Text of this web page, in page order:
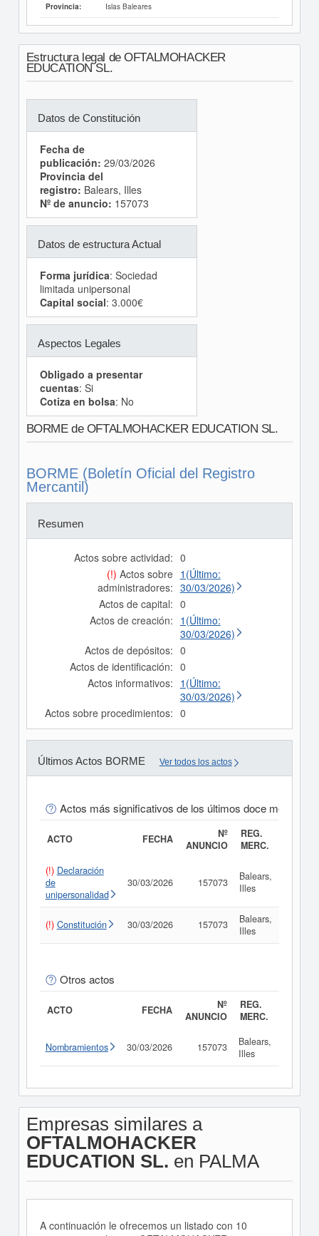
Provincia: Islas Baleares
Estructura legal de OFTALMOHACKER
EDUCATION SL.
Datos de Constitución
Fecha de
publicación: 29/03/2026
Provincia del
registro: Balears, Illes
Nº de anuncio: 157073
Datos de estructura Actual
Forma jurídica: Sociedad
limitada unipersonal
Capital social: 3.000€
Aspectos Legales
Obligado a presentar
cuentas: Si
Cotiza en bolsa: No
BORME de OFTALMOHACKER EDUCATION SL.
BORME (Boletín Oficial del Registro
Mercantil)
Resumen
Actos sobre actividad: 0
(!) Actos sobre
administradores:
1(Último:
30/03/2026)
Actos de capital: 0
Actos de creación: 1(Último:
30/03/2026)
Actos de depósitos: 0
Actos de identificación: 0
Actos informativos: 1(Último:
30/03/2026)
Actos sobre procedimientos: 0
Últimos Actos BORME Ver todos los actos
Actos más significativos de los últimos doce meses
ACTO FECHA
Nº
ANUNCIO
REG.
MERC.
(!) Declaración
de
unipersonalidad
30/03/2026 157073
Balears,
Illes
(!) Constitución 30/03/2026 157073
Balears,
Illes
Otros actos
ACTO FECHA
Nº
ANUNCIO
REG.
MERC.
Nombramientos 30/03/2026 157073
Balears,
Illes
Empresas similares a
OFTALMOHACKER
EDUCATION SL. en PALMA
A continuación le ofrecemos un listado con 10